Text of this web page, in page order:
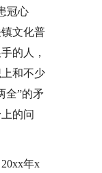
冠心
文化普
的人，
和不少
全”的矛
的问
年x